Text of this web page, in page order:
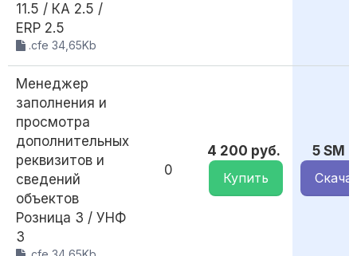
11.5 / КА 2.5 /
ERP 2.5
.cfe 34,65Kb
Менеджер
заполнения и
просмотра
дополнительных
реквизитов и
сведений
объектов
Розница 3 / УНФ
3
0
4 200 руб.
Купить
5 SM